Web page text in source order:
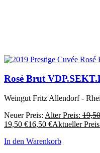
Rosé Brut
Weingut Fritz Allendorf -
Neuer Preis: Alter Preis:
19,50 €16,50 €Aktueller
In den Warenkorb